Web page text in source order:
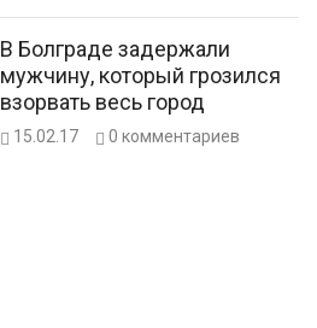
В Болграде задержали
мужчину, который грозился
взорвать весь город
15.02.17 0 комментариев